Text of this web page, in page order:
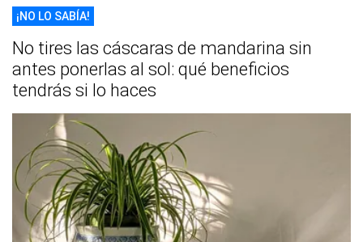
¡NO LO SABÍA!
No tires las cáscaras de mandarina sin
antes ponerlas al sol: qué beneficios
tendrás si lo haces